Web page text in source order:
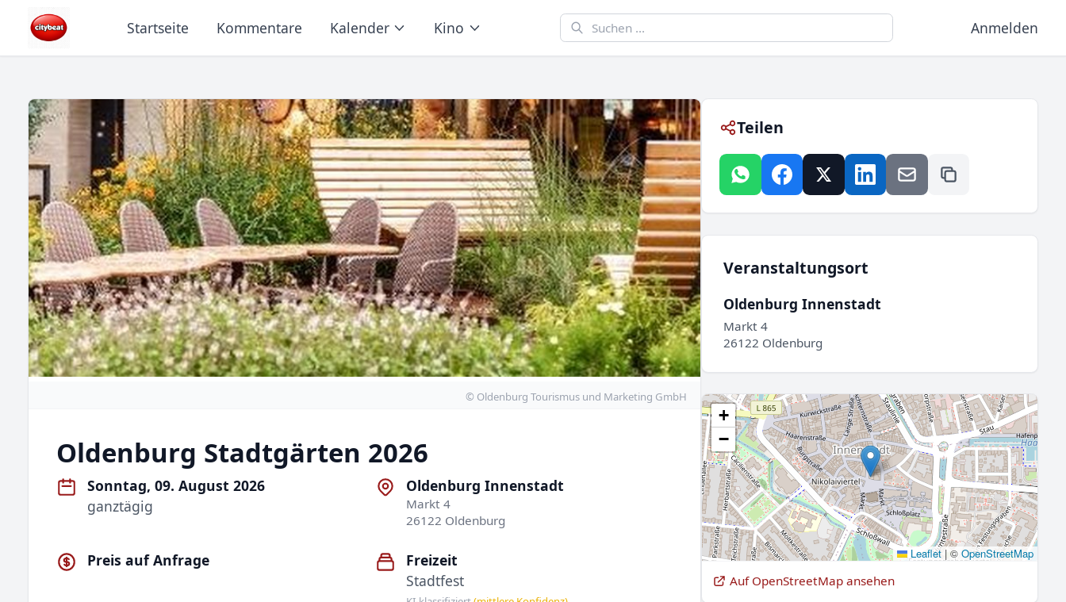
Startseite Kommentare Kalender Kino Anmelden
© Oldenburg Tourismus und Marketing GmbH
Oldenburg Stadtgärten 2026
Sonntag, 09. August 2026
ganztägig
Oldenburg Innenstadt
Markt 4
26122 Oldenburg
Preis auf Anfrage
Freizeit
Stadtfest
Teilen
Veranstaltungsort
Oldenburg Innenstadt
Markt 4
26122 Oldenburg
+
−
Leaflet |© OpenStreetMap
Auf OpenStreetMap ansehen